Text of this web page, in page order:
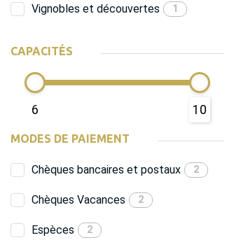
Vignobles et découvertes 1
CAPACITÉS
6 10
MODES DE PAIEMENT
Chèques bancaires et postaux 2
Chèques Vacances 2
Espèces 2